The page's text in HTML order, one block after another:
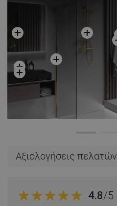
Αξιολογήσεις πελατών
4.8/5